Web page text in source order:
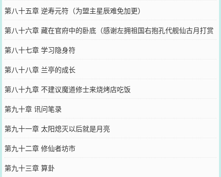
第八十五章 逆寿元符（为盟主星辰难免加更）
第八十六章 藏在官府中的卧底（感谢左拥祖国右抱孔代舰仙古月打赏
的盟主）
第八十七章 学习隐身符
第八十八章 兰亭的成长
第八十九章 不建议魔道修士来烧烤店吃饭
第九十章 讯问笔录
第九十一章 太阳熄灭以后就是月亮
第九十二章 修仙者坊市
第九十三章 算卦